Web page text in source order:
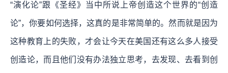
“演化论”跟《圣经》当中所说上帝创造这个世界的“创造
论”，你要如何选择，这真的是非常简单的。然而就是因为
这种教育上的失败，才会让今天在美国还有这么多人接受
创造论，而且他们没有办法独立思考，去发现、去看到创